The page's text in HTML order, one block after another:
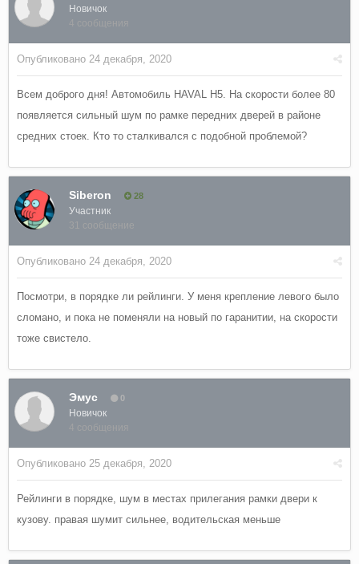
Новичок
4 сообщения
Опубликовано 24 декабря, 2020
Всем доброго дня! Автомобиль HAVAL H5. На скорости более 80
появляется сильный шум по рамке передних дверей в районе
средних стоек. Кто то сталкивался с подобной проблемой?
Siberon 28
Участник
31 сообщение
Опубликовано 24 декабря, 2020
Посмотри, в порядке ли рейлинги. У меня крепление левого было
сломано, и пока не поменяли на новый по гаранитии, на скорости
тоже свистело.
Эмус 0
Новичок
4 сообщения
Опубликовано 25 декабря, 2020
Рейлинги в порядке, шум в местах прилегания рамки двери к
кузову. правая шумит сильнее, водительская меньше